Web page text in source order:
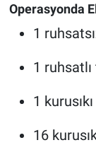
Operasyonda
1
1
1
16